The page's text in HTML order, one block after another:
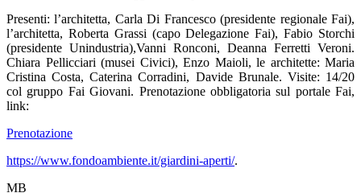
Presenti: l’architetta, Carla Di Francesco (presidente regionale Fai),
l’architetta, Roberta Grassi (capo Delegazione Fai), Fabio Storchi
(presidente Unindustria),Vanni Ronconi, Deanna Ferretti Veroni.
Chiara Pellicciari (musei Civici), Enzo Maioli, le architette: Maria
Cristina Costa, Caterina Corradini, Davide Brunale. Visite: 14/20
col gruppo Fai Giovani. Prenotazione obbligatoria sul portale Fai,
link:
Prenotazione
https://www.fondoambiente.it/giardini-aperti/.
MB